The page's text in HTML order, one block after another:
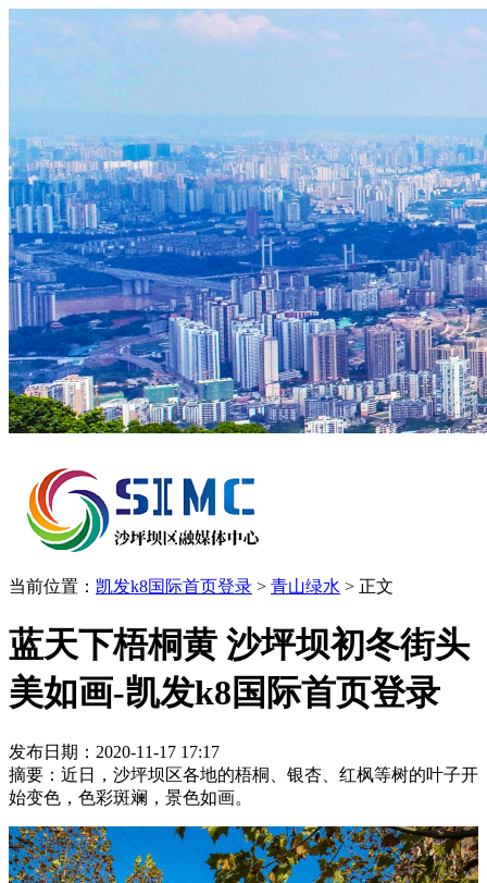
当前位置： 凯发k8国际首页登录 > 青山绿水 > 正文
蓝天下梧桐黄 沙坪坝初冬街头
美如画-凯发k8国际首页登录
发布日期：2020-11-17 17:17
摘要：近日，沙坪坝区各地的梧桐、银杏、红枫等树的叶子开
始变色，色彩斑斓，景色如画。